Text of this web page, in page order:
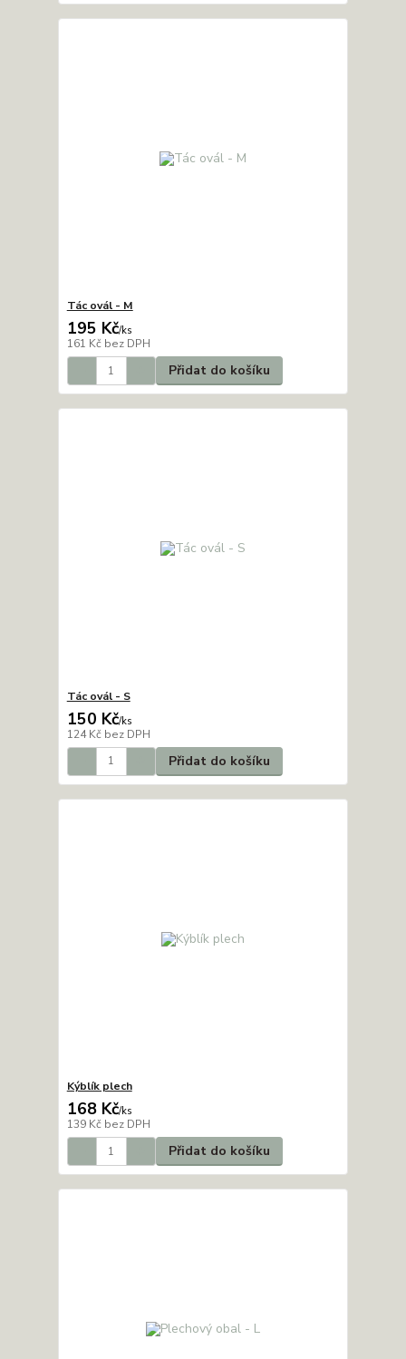
Tác ovál - M
195 Kč/ks
161 Kč bez DPH
Přidat do košíku
Tác ovál - S
150 Kč/ks
124 Kč bez DPH
Přidat do košíku
Kýblík plech
168 Kč/ks
139 Kč bez DPH
Přidat do košíku